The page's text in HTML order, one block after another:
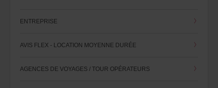
ENTREPRISE
AVIS FLEX - LOCATION MOYENNE DURÉE
AGENCES DE VOYAGES / TOUR OPÉRATEURS